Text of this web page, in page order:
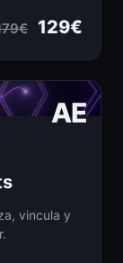
129€
AE
vincula y